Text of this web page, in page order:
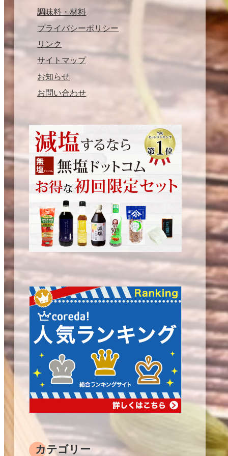
調味料・材料
プライバシーポリシー
リンク
サイトマップ
お知らせ
お問い合わせ
カテゴリー